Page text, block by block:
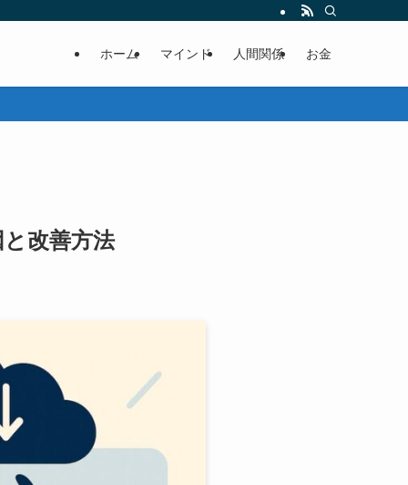
ホーム マインド 人間関係 お金
改善方法